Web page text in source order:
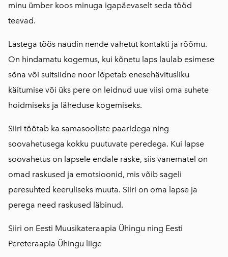
minu ümber koos minuga igapäevaselt seda tööd
teevad.
Lastega töös naudin nende vahetut kontakti ja rõõmu.
On hindamatu kogemus, kui kõnetu laps laulab esimese
sõna või suitsiidne noor lõpetab enesehävitusliku
käitumise või üks pere on leidnud uue viisi oma suhete
hoidmiseks ja läheduse kogemiseks.
Siiri töötab ka samasooliste paaridega ning
soovahetusega kokku puutuvate peredega. Kui lapse
soovahetus on lapsele endale raske, siis vanematel on
omad raskused ja emotsioonid, mis võib sageli
peresuhted keeruliseks muuta. Siiri on oma lapse ja
perega need raskused läbinud.
Siiri on Eesti Muusikateraapia Ühingu ning Eesti
Pereteraapia Ühingu liige